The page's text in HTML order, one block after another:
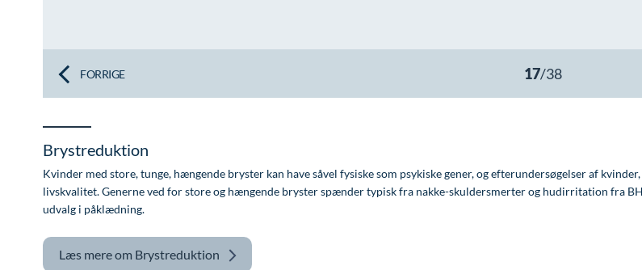
FORRIGE
Brystreduktion
Kvinder med store, tunge, hængende bryster kan have såvel fysiske som psykiske gener, og efterundersøgelser af
livskvalitet. Generne ved for store og hængende bryster spænder typisk fra nakke-skuldersmerter og hudirritation fra
udvalg i påklædning.
Læs mere om Brystreduktion